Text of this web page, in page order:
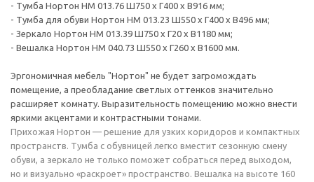
- Тумба Нортон НМ 013.76 Ш750 х Г400 х В916 мм;
- Тумба для обуви Нортон НМ 013.23 Ш550 х Г400 х В496 мм;
- Зеркало Нортон НМ 013.39 Ш750 х Г20 х В1180 мм;
- Вешалка Нортон НМ 040.73 Ш550 х Г260 х В1600 мм.
Эргономичная мебель "Нортон" не будет загромождать
помещение, а преобладание светлых оттенков значительно
расширяет комнату. Выразительность помещению можно внести
яркими акцентами и контрастными тонами.
Прихожая Нортон — решение для узких коридоров и компактных
пространств. Тумба с обувницей легко вместит сезонную смену
обуви, а зеркало не только поможет собраться перед выходом,
но и визуально «раскроет» пространство. Вешалка на высоте 160